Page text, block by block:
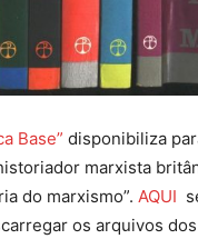
Base” disponibiliza
marxista
do marxismo”. AQUI
os arquivos